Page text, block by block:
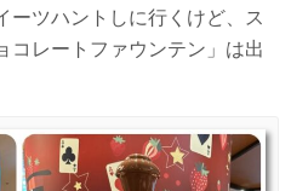
ーツハントしに行くけど、ス
コレートファウンテン」は出